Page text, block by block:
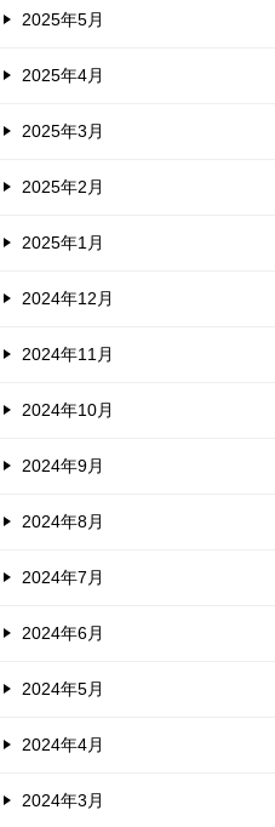
2025年5月
2025年4月
2025年3月
2025年2月
2025年1月
2024年12月
2024年11月
2024年10月
2024年9月
2024年8月
2024年7月
2024年6月
2024年5月
2024年4月
2024年3月